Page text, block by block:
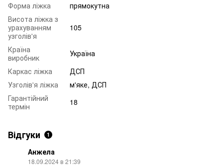
Форма ліжка
прямокутна
Висота ліжка з
урахуванням
узголів'я
105
Країна
виробник
Україна
Каркас ліжка
ДСП
Узголів'я ліжка
м'яке, ДСП
Гарантійний
термін
18
Відгуки 1
Анжела
18.09.2024 в 21:39